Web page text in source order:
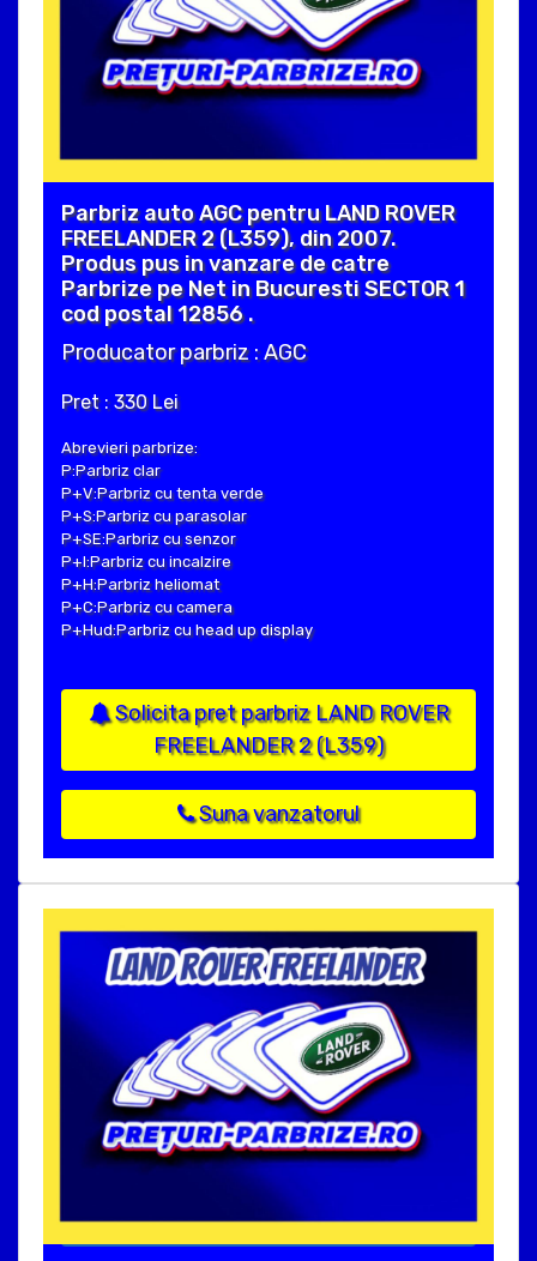
Parbriz auto AGC pentru LAND ROVER
FREELANDER 2 (L359), din 2007.
Produs pus in vanzare de catre
Parbrize pe Net in Bucuresti SECTOR 1
cod postal 12856 .
Producator parbriz : AGC
Pret : 330 Lei
Abrevieri parbrize:
P:Parbriz clar
P+V:Parbriz cu tenta verde
P+S:Parbriz cu parasolar
P+SE:Parbriz cu senzor
P+I:Parbriz cu incalzire
P+H:Parbriz heliomat
P+C:Parbriz cu camera
P+Hud:Parbriz cu head up display
Solicita pret parbriz LAND ROVER
FREELANDER 2 (L359)
Suna vanzatorul